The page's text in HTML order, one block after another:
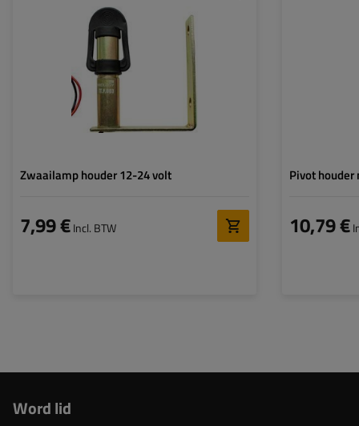
Zwaailamp houder 12-24 volt
7,99 €Incl. BTW
Pivot
10,79 €
Word lid